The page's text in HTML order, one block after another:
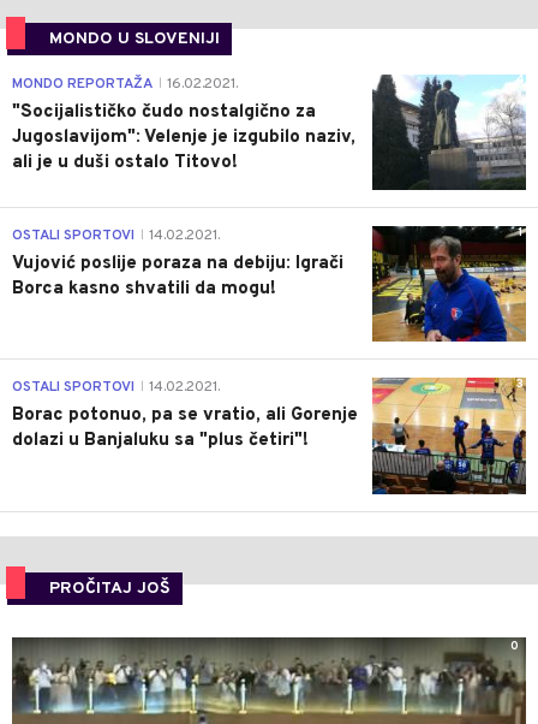
MONDO U SLOVENIJI
4
MONDO REPORTAŽA 16.02.2021.
"Socijalističko čudo nostalgično za
Jugoslavijom": Velenje je izgubilo naziv,
ali je u duši ostalo Titovo!
1
OSTALI SPORTOVI 14.02.2021.
Vujović poslije poraza na debiju: Igrači
Borca kasno shvatili da mogu!
3
OSTALI SPORTOVI 14.02.2021.
Borac potonuo, pa se vratio, ali Gorenje
dolazi u Banjaluku sa "plus četiri"!
PROČITAJ JOŠ
0